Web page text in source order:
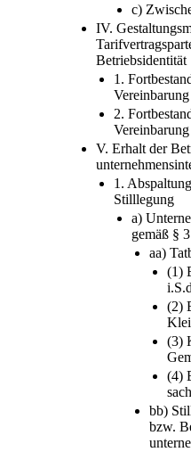
c)
IV.
Betriebsidentität
1.
Vereinbarung
2.
V. Erhalt der
1.
Stilllegung
a)
gemäß §
aa)
(1)
(2)
(3)
(4)
bb)
bzw.